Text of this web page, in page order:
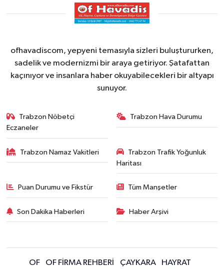
ofhavadiscom, yepyeni temasıyla sizleri buluştururken,
sadelik ve modernizmi bir araya getiriyor. Şatafattan
kaçınıyor ve insanlara haber okuyabilecekleri bir altyapı
sunuyor.
Trabzon Nöbetçi
Eczaneler
Trabzon Hava Durumu
Trabzon Namaz Vakitleri
Trabzon Trafik Yoğunluk
Haritası
Puan Durumu ve Fikstür Tüm Manşetler
Son Dakika Haberleri Haber Arşivi
OF OF FİRMA REHBERİ ÇAYKARA HAYRAT